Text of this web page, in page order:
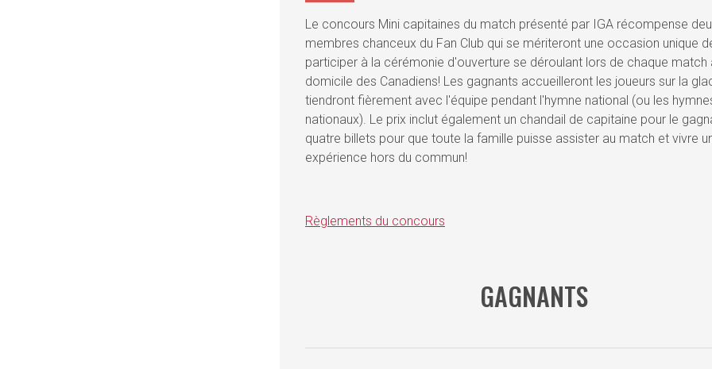
Le concours Mini capitaines du match présenté par IGA récompense
membres chanceux du Fan Club qui se mériteront une occasion unique
participer à la cérémonie d'ouverture se déroulant lors de chaque match
domicile des Canadiens! Les gagnants accueilleront les joueurs sur la
tiendront fièrement avec l'équipe pendant l'hymne national (ou les
nationaux). Le prix inclut également un chandail de capitaine pour le
quatre billets pour que toute la famille puisse assister au match et vivre
expérience hors du commun!
Règlements du concours
GAGNANTS